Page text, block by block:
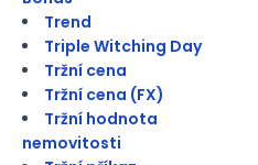
Trend
Triple Witching Day
Tržní cena
Tržní cena (FX)
Tržní hodnota
nemovitosti